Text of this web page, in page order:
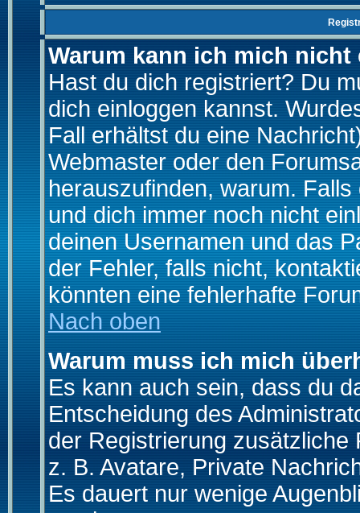
Warum kann ich mich nicht
Hast du dich registriert? Du
dich einloggen kannst.
Fall erhältst du eine
Webmaster oder den
herauszufinden, warum.
und dich immer noch nicht
deinen Usernamen und das
der Fehler, falls nicht,
könnten eine fehlerhafte
Nach oben
Warum muss ich mich
Es kann auch sein, dass du
Entscheidung des
der Registrierung
z. B. Avatare, Private
Es dauert nur wenige